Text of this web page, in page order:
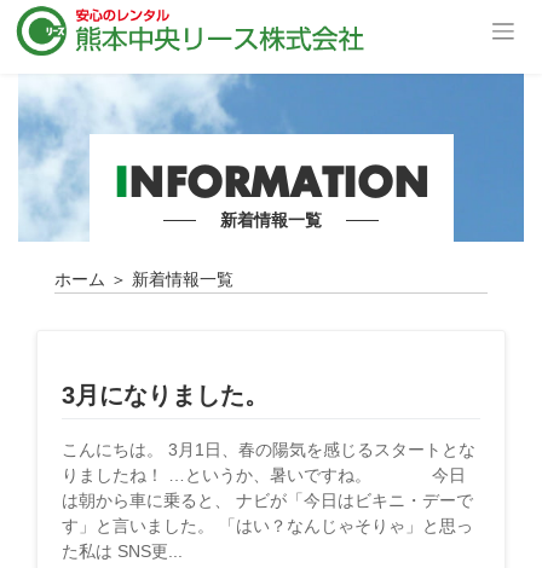
INFORMATION
新着情報一覧
ホーム ＞ 新着情報一覧
3月になりました。
こんにちは。 3月1日、春の陽気を感じるスタートとな
りましたね！ …というか、暑いですね。 今日
は朝から車に乗ると、 ナビが「今日はビキニ・デーで
す」と言いました。 「はい？なんじゃそりゃ」と思っ
た私は SNS更...